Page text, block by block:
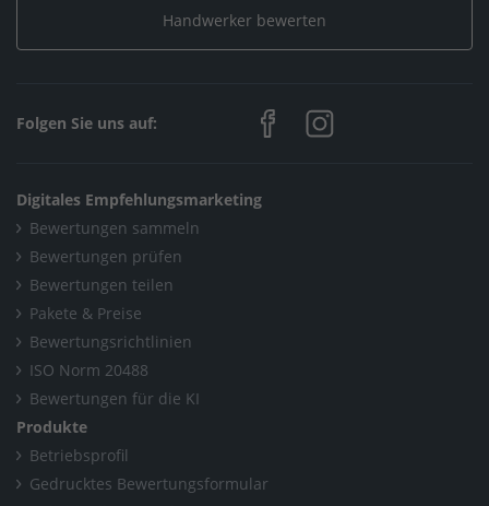
Handwerker bewerten
Folgen Sie uns auf:
Digitales Empfehlungsmarketing
Bewertungen sammeln
Bewertungen prüfen
Bewertungen teilen
Pakete & Preise
Bewertungsrichtlinien
ISO Norm 20488
Bewertungen für die KI
Produkte
Betriebsprofil
Gedrucktes Bewertungsformular